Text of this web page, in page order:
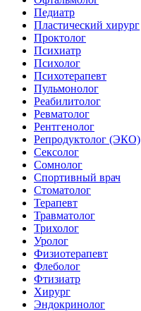
Педиатр
Пластический хирург
Проктолог
Психиатр
Психолог
Психотерапевт
Пульмонолог
Реабилитолог
Ревматолог
Рентгенолог
Репродуктолог (ЭКО)
Сексолог
Сомнолог
Спортивный врач
Стоматолог
Терапевт
Травматолог
Трихолог
Уролог
Физиотерапевт
Флеболог
Фтизиатр
Хирург
Эндокринолог